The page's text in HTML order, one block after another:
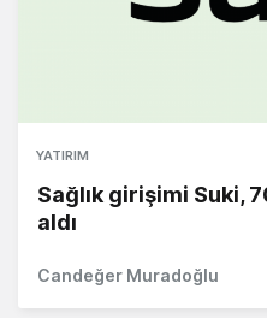
YATIRIM
Sağlık girişimi Suki,
aldı
Candeğer Muradoğlu